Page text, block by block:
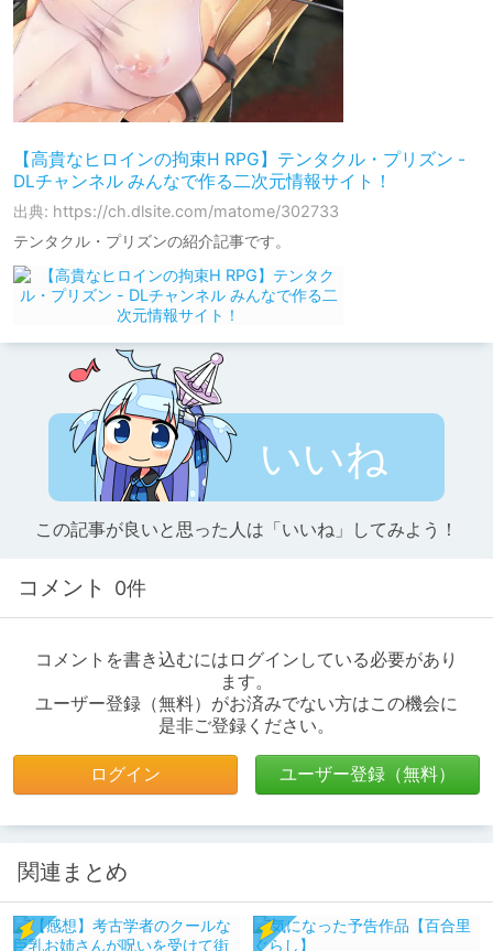
【高貴なヒロインの拘束H RPG】テンタクル・プリズン -
DLチャンネル みんなで作る二次元情報サイト！
出典: https://ch.dlsite.com/matome/302733
テンタクル・プリズンの紹介記事です。
いいね
この記事が良いと思った人は「いいね」してみよう！
コメント 0件
コメントを書き込むにはログインしている必要があり
ます。
ユーザー登録（無料）がお済みでない方はこの機会に
是非ご登録ください。
ログイン ユーザー登録（無料）
関連まとめ